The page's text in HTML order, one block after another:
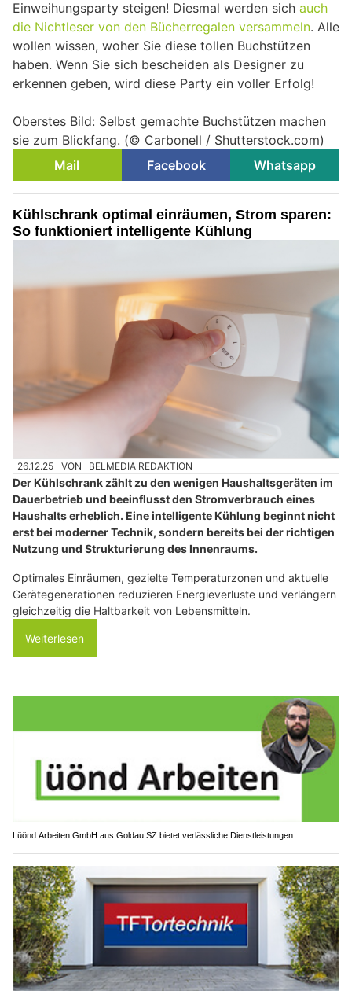
Einweihungsparty steigen! Diesmal werden sich auch
die Nichtleser von den Bücherregalen versammeln. Alle
wollen wissen, woher Sie diese tollen Buchstützen
haben. Wenn Sie sich bescheiden als Designer zu
erkennen geben, wird diese Party ein voller Erfolg!
Oberstes Bild: Selbst gemachte Buchstützen machen
sie zum Blickfang. (© Carbonell / Shutterstock.com)
Mail
Facebook Whatsapp
Kühlschrank optimal einräumen, Strom sparen:
So funktioniert intelligente Kühlung
26.12.25 VON BELMEDIA REDAKTION
Der Kühlschrank zählt zu den wenigen Haushaltsgeräten im
Dauerbetrieb und beeinflusst den Stromverbrauch eines
Haushalts erheblich. Eine intelligente Kühlung beginnt nicht
erst bei moderner Technik, sondern bereits bei der richtigen
Nutzung und Strukturierung des Innenraums.
Optimales Einräumen, gezielte Temperaturzonen und aktuelle
Gerätegenerationen reduzieren Energieverluste und verlängern
gleichzeitig die Haltbarkeit von Lebensmitteln.
Weiterlesen
Lüönd Arbeiten GmbH aus Goldau SZ bietet verlässliche Dienstleistungen